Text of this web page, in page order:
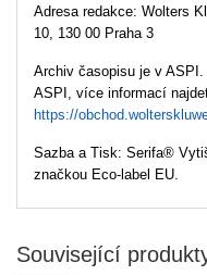
Adresa redakce: Wolters
10, 130 00 Praha 3
Archiv časopisu je v
ASPI, více informací
https://
Sazba a Tisk: Serifa®
značkou Eco-label EU.
Související